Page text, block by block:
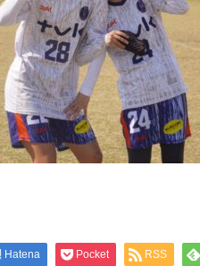
Hatena Pocket RSS